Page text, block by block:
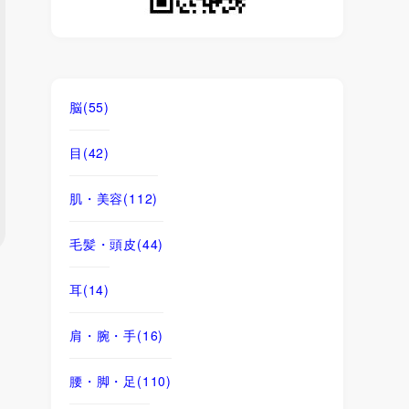
脳(55)
目 (42)
肌・美容(112)
毛髪・頭皮(44)
耳(14)
肩・腕・手(16)
腰・脚・足 (110)